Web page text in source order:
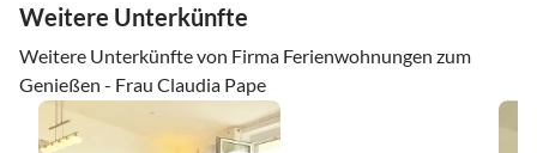
Weitere Unterkünfte
Weitere Unterkünfte von Firma Ferienwohnungen zum
Genießen - Frau Claudia Pape